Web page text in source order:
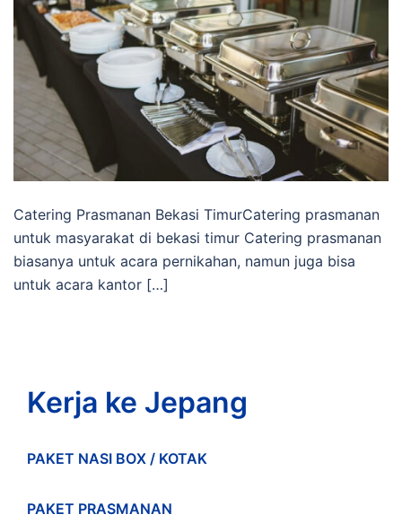
Catering Prasmanan Bekasi TimurCatering prasmanan
untuk masyarakat di bekasi timur Catering prasmanan
biasanya untuk acara pernikahan, namun juga bisa
untuk acara kantor […]
Kerja ke Jepang
PAKET NASI BOX / KOTAK
PAKET PRASMANAN